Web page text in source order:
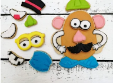
Señor
Cara
de
papa